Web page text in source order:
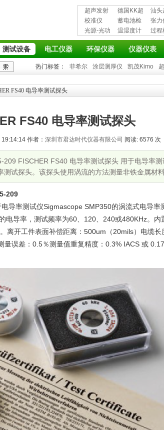
超声发射
接收仪器
德国KK超
声波探伤
仪
汕头
超声
仪
校准仪
蓄电池检
测仪
张力
光源-光功
率计
温湿度计
过程
仪
测试设备 电工仪器 环保仪器 仪器仪表
热门标签： 菲希尔 涂层测厚仪 凯茂Kimo
FS40 电导率测试探头
FS40 电导率测试探头
作者： 深圳市君达时代仪器有限公司 阅读: 6576 次
FISCHER FS40 电导率测试探头 用于电导率测
试探头。该探头使用涡流的方法测量非铁金属材料
209
电导率测试仪Sigmascope SMP350的涡流式电导率
电导率，测试频率为60、120、240或480KHz。内
离开工件表面补偿距离：500um（20mils）电缆长
误差：0.5％测量值重复精度：0.3% IACS 或